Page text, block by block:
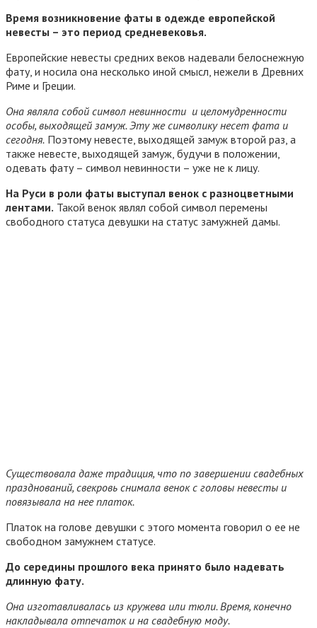
Время возникновение фаты в одежде европейской
невесты – это период средневековья.
Европейские невесты средних веков надевали белоснежную
фату, и носила она несколько иной смысл, нежели в Древних
Риме и Греции.
Она являла собой символ невинности и целомудренности
особы, выходящей замуж. Эту же символику несет фата и
сегодня. Поэтому невесте, выходящей замуж второй раз, а
также невесте, выходящей замуж, будучи в положении,
одевать фату – символ невинности – уже не к лицу.
На Руси в роли фаты выступал венок с разноцветными
лентами. Такой венок являл собой символ перемены
свободного статуса девушки на статус замужней дамы.
Существовала даже традиция, что по завершении свадебных
празднований, свекровь снимала венок с головы невесты и
повязывала на нее платок.
Платок на голове девушки с этого момента говорил о ее не
свободном замужнем статусе.
До середины прошлого века принято было надевать
длинную фату.
Она изготавливалась из кружева или тюли. Время, конечно
накладывала отпечаток и на свадебную моду.